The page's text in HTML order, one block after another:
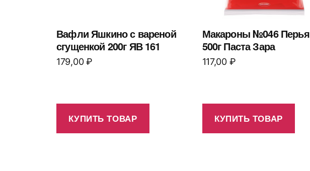
Вафли Яшкино с вареной
сгущенкой 200г ЯВ 161
179,00₽
КУПИТЬ ТОВАР
Макароны №046 Перья
500г Паста Зара
117,00 ₽
КУПИТЬ ТОВАР